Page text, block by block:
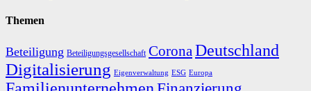
Themen
Beteiligung Beteiligungsgesellschaft CoronaDeutschland
Digitalisierung Eigenverwaltung ESG Europa